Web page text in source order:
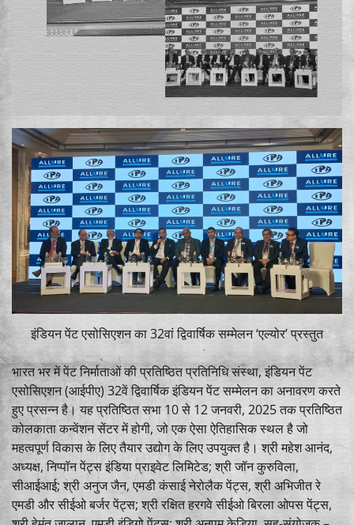
इंडियन पेंट एसोसिएशन का 32वां द्विवार्षिक सम्मेलन ‘एल्योर’ प्रस्तुत
भारत भर में पेंट निर्माताओं की प्रतिष्ठित प्रतिनिधि संस्था, इंडियन पेंट
एसोसिएशन (आईपीए) 32वें द्विवार्षिक इंडियन पेंट सम्मेलन का अनावरण करते
हुए प्रसन्न है। यह प्रतिष्ठित सभा 10 से 12 जनवरी, 2025 तक प्रतिष्ठित
कोलकाता कन्वेंशन सेंटर में होगी, जो एक ऐसा ऐतिहासिक स्थल है जो
महत्वपूर्ण विकास के लिए तैयार उद्योग के लिए उपयुक्त है। श्री महेश आनंद,
अध्यक्ष, निप्पॉन पेंट्स इंडिया प्राइवेट लिमिटेड; श्री जॉन कुरुविला,
सीआईआई; श्री अनुज जैन, एमडी कंसाई नेरोलैक पेंट्स, श्री अभिजीत रे
एमडी और सीईओ बर्जर पेंट्स; श्री रक्षित हरगवे सीईओ बिरला ओपस पेंट्स,